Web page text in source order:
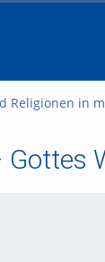
Religionen in